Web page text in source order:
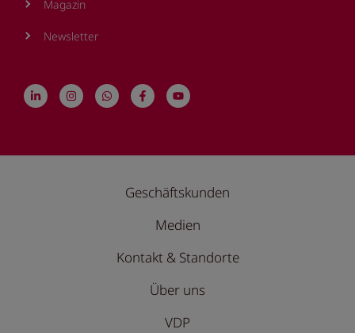
Magazin
Newsletter
Geschäftskunden
Medien
Kontakt & Standorte
Über uns
VDP